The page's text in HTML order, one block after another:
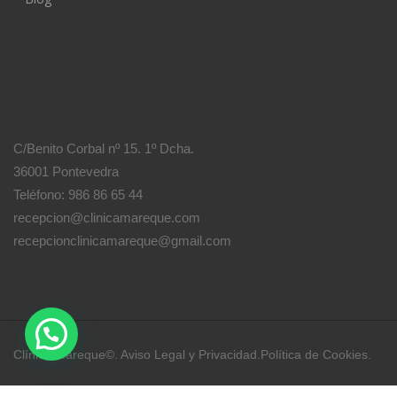
C/Benito Corbal nº 15. 1º Dcha.
36001 Pontevedra
Teléfono: 986 86 65 44
recepcion@clinicamareque.com
recepcionclinicamareque@gmail.com
Clínica Mareque©. Aviso Legal y Privacidad.Política de Cookies.
Diseño y creaciónClínica Mareque